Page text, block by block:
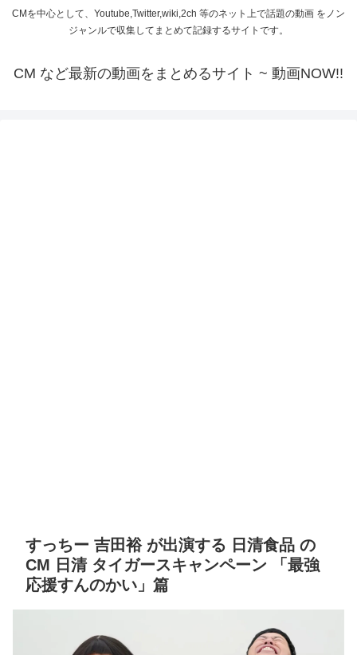
CMを中心として、Youtube,Twitter,wiki,2ch 等のネット上で話題の動画 をノン
ジャンルで収集してまとめて記録するサイトです。
CM など最新の動画をまとめるサイト ~ 動画NOW!!
すっちー 吉田裕 が出演する 日清食品 の
CM 日清 タイガースキャンペーン 「最強
応援すんのかい」篇